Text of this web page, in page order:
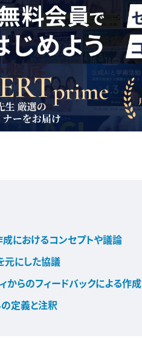
におけるコンセプトや議論
元にした協議
からのフィードバックによる作成
定義と注釈